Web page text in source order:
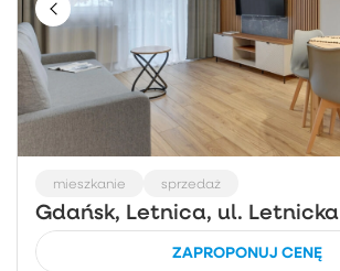
mieszkanie sprzedaż
Gdańsk, Letnica, ul. Letnicka
ZAPROPONUJ CENĘ